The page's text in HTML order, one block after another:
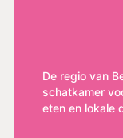
De regio van
schatkamer
eten en lokale